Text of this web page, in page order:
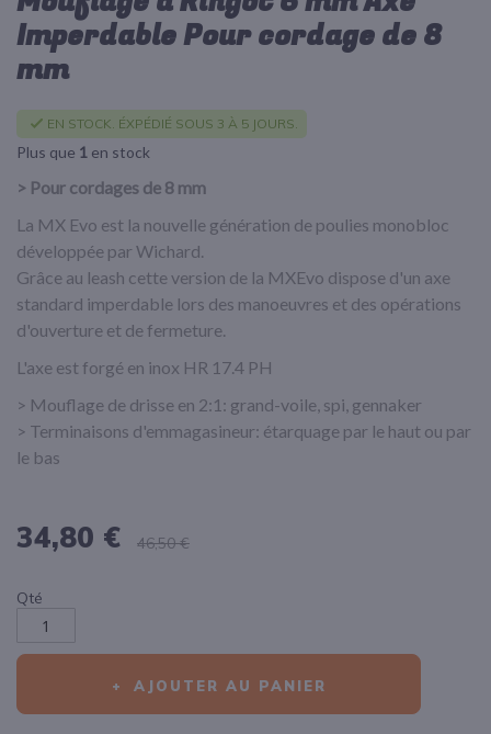
début
de
la
Galerie
Imperdable Pour cordage de 8
mm
EN STOCK. ÉXPÉDIÉ SOUS 3 À 5 JOURS.
Plus que 1 en stock
> Pour cordages de 8 mm
La MX Evo est la nouvelle génération de poulies monobloc
développée par Wichard.
Grâce au leash cette version de la MXEvo dispose d'un axe
standard imperdable lors des manoeuvres et des opérations
d'ouverture et de fermeture.
L'axe est forgé en inox HR 17.4 PH
> Mouflage de drisse en 2:1: grand-voile, spi, gennaker
> Terminaisons d'emmagasineur: étarquage par le haut ou par
le bas
34,80 € 46,50 €
Qté
AJOUTER AU PANIER